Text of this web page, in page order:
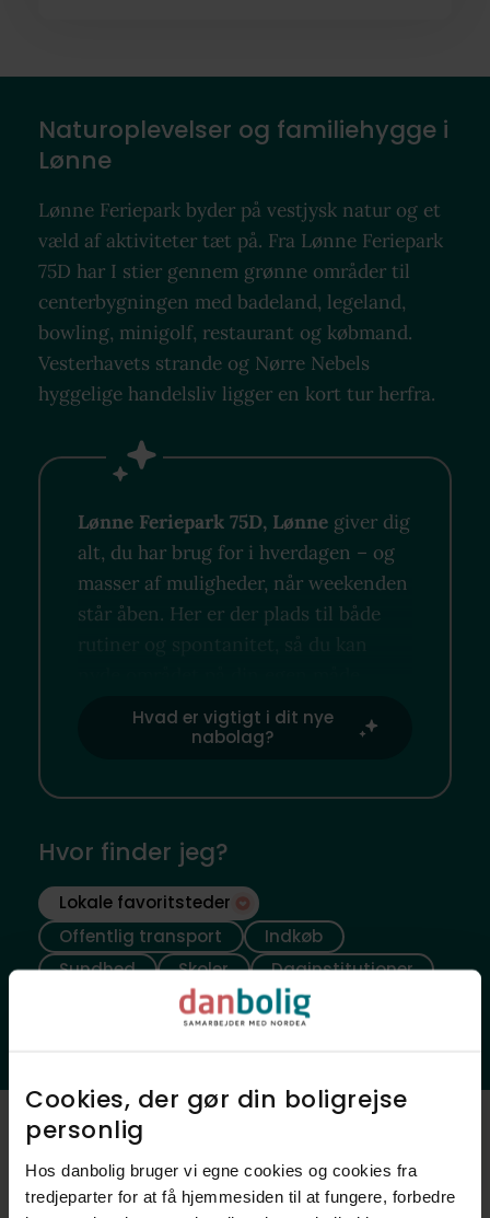
Cookies, der gør din boligrejse
personlig​
Hos danbolig bruger vi egne cookies og cookies fra
tredjeparter for at få hjemmesiden til at fungere, forbedre
Naturoplevelser og familiehygge i
Lønne
Lønne Feriepark byder på vestjysk natur og et
væld af aktiviteter tæt på. Fra Lønne Feriepark
75D har I stier gennem grønne områder til
centerbygningen med badeland, legeland,
bowling, minigolf, restaurant og købmand.
Vesterhavets strande og Nørre Nebels
hyggelige handelsliv ligger en kort tur herfra.
Lønne Feriepark 75D, Lønne giver dig
alt, du har brug for i hverdagen – og
masser af muligheder, når weekenden
står åben. Her er der plads til både
rutiner og spontanitet, så du kan
Hvad er vigtigt i dit nye
nabolag?
Hvor finder jeg?
Lokale favoritsteder
Offentlig transport
Indkøb
Sundhed
Skoler
Daginstitutioner
Fritidsfaciliteter
Natur
Luftfoto